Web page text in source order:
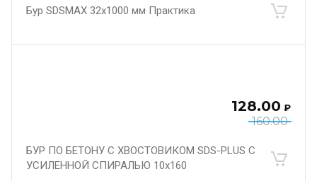
Бур SDSMAX 32х1000 мм Практика
160.00
128.00 ₽
БУР ПО БЕТОНУ С ХВОСТОВИКОМ SDS-PLUS С
УСИЛЕННОЙ СПИРАЛЬЮ 10х160